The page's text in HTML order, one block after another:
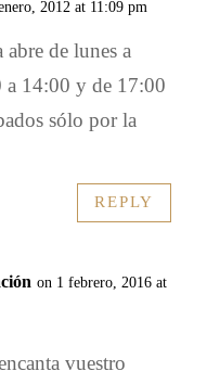
2012 at 11:09 pm
abre de lunes a
a 14:00 y de 17:00
sólo por la
REPLY
on 1 febrero, 2016 at
vuestro